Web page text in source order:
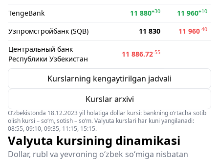
TengeBank 11 880+30 11 960+10
Узпромстройбанк (SQB) 11 830 11 960-40
Центральный банк
Республики Узбекистан
11 886.72-55
Kurslarning kengaytirilgan jadvali
Kurslar arxivi
O‘zbekistonda 18.12.2023 yil holatiga dollar kursi: bankning o‘rtacha sotib
olish kursi – so‘m, sotish – so‘m. Valyuta kurslari har kuni yangilanadi:
08:55, 09:10, 09:35, 11:15, 15:15.
Valyuta kursining dinamikasi
Dollar, rubl va yevroning o‘zbek so‘miga nisbatan